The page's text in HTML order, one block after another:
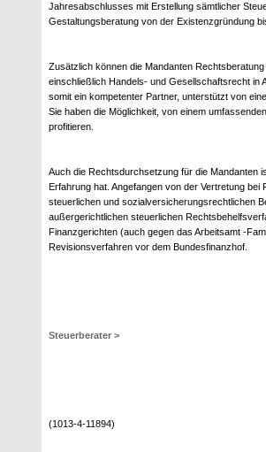
Jahresabschlusses mit Erstellung sämtlicher
Gestaltungsberatung von der Existenzgründung
Zusätzlich können die Mandanten
einschließlich Handels- und Gesellschaftsrecht in
somit ein kompetenter Partner, unterstützt von
Sie haben die Möglichkeit, von einem
profitieren.
Auch die Rechtsdurchsetzung für die Mandanten
Erfahrung hat. Angefangen von der Vertretung bei
steuerlichen und sozialversicherungsrechtlichen
außergerichtlichen steuerlichen
Finanzgerichten (auch gegen das Arbeitsamt -
Revisionsverfahren vor dem Bundesfinanzhof.
Steuerberater >
(1013-4-11894)